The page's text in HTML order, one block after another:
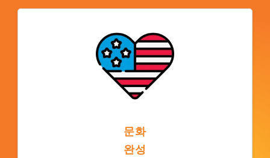
능력을 넘어서는 학습 경험을 향상시킵니다.
문화
완성